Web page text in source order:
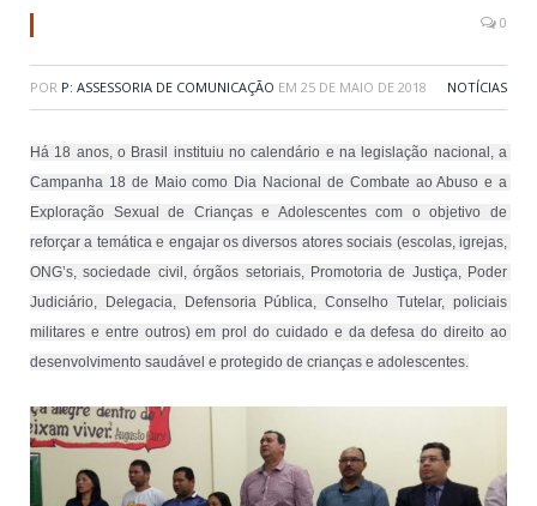
0
POR P: ASSESSORIA DE COMUNICAÇÃO EM 25 DE MAIO DE 2018 NOTÍCIAS
Há 18 anos, o Brasil instituiu no calendário e na legislação nacional, a
Campanha 18 de Maio como Dia Nacional de Combate ao Abuso e a
Exploração Sexual de Crianças e Adolescentes com o objetivo de
reforçar a temática e engajar os diversos atores sociais (escolas, igrejas,
ONG’s, sociedade civil, órgãos setoriais, Promotoria de Justiça, Poder
Judiciário, Delegacia, Defensoria Pública, Conselho Tutelar, policiais
militares e entre outros) em prol do cuidado e da defesa do direito ao
desenvolvimento saudável e protegido de crianças e adolescentes.